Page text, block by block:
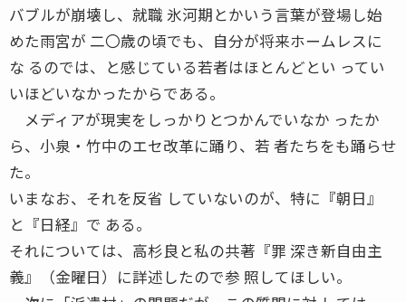
バブルが崩壊し、就職 氷河期とかいう言葉が登場し始
めた雨宮が 二〇歳の頃でも、自分が将来ホームレスに
な るのでは、と感じている若者はほとんどとい ってい
いほどいなかったからである。
メディアが現実をしっかりとつかんでいなか ったか
ら、小泉・竹中のエセ改革に踊り、若 者たちをも踊らせ
た。
いまなお、それを反省 していないのが、特に『朝日』
と『日経』で ある。
それについては、高杉良と私の共著『罪 深き新自由主
義』（金曜日）に詳述したので参 照してほしい。